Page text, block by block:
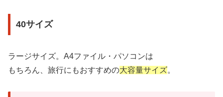
40サイズ
ラージサイズ。A4ファイル・パソコンは
もちろん、旅行にもおすすめの大容量サイズ。